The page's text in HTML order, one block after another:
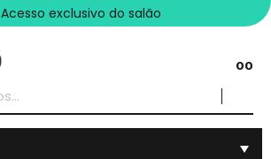
Acesso exclusivo do salão
00